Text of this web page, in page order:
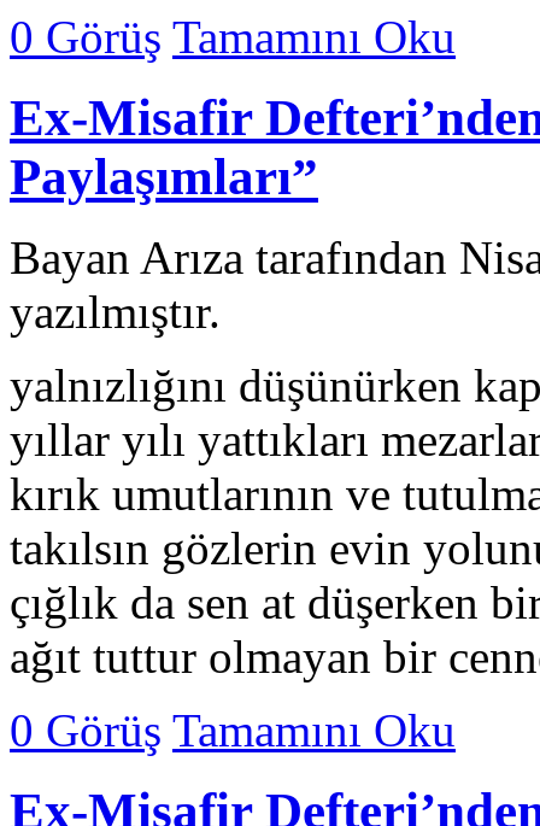
0 Görüş Tamamını Oku
Ex-Misafir
Paylaşımları”
Bayan Arıza tarafından
yazılmıştır.
yalnızlığını düşünürken
yıllar yılı yattıkları
kırık umutlarının ve
takılsın gözlerin evin
çığlık da sen at düşerken
ağıt tuttur olmayan bir
0 Görüş Tamamını Oku
Ex-Misafir